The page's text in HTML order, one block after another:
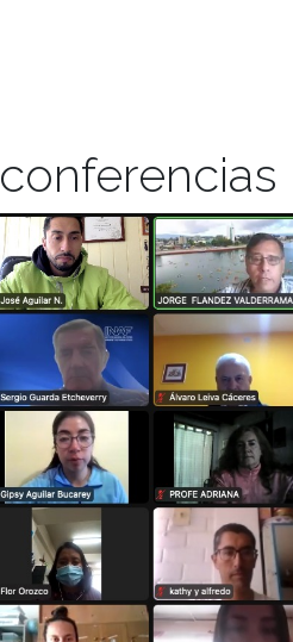
conferencias